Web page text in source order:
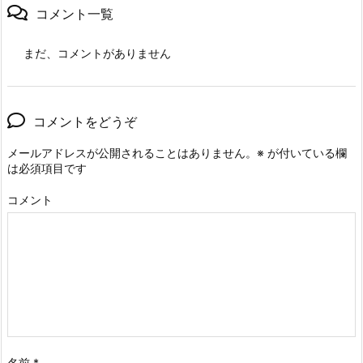
コメント一覧
まだ、コメントがありません
コメントをどうぞ
メールアドレスが公開されることはありません。 ※ が付いている欄
は必須項目です
コメント